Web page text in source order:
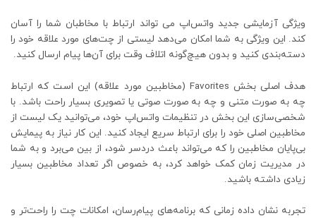
ویژگی آزمایشی جدید واتس‌اپ می تواند ارتباط با مخاطبان شما را آسان
کند. این ویژگی به شما امکان می‌دهد لیستی از چت‌های مورد علاقه خود را
دسته‌بندی کنید و بدون هیچ‌گونه اتلاف وقت برای آن‌ها پیام ارسال کنید.
هدف اصلی بخش Favorites (مخاطبین مورد علاقه) این است که ارتباط
چه به صورت متنی و چه به صورت صوتی یا تصویری بسیار راحت باشد. با
شخصی‌سازی این بخش در تنظیمات واتس‌اپ خود، می‌توانید یک لیست از
مخاطبین اصلی خود را برای ارتباط سریع ایجاد کنید. این کار نیاز به پیمایش
بی‌پایان مخاطبین را که می‌تواند باعث دردسر شود، از بین می‌برد و به شما
در مدیریت زمان کمک خواهد کرد، به خصوص اگر تعداد مخاطبین بسیار
زیادی داشته باشید.
تجربه نشان داده زمانی که برنامه‌های پیام‌رسان، امکانات چت را راحت‌تر و